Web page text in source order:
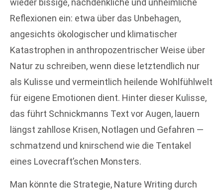
Reflexionen ein: etwa über das Unbehagen,
angesichts ökologischer und klimatischer
Katastrophen in anthropozentrischer Weise über
Natur zu schreiben, wenn diese letztendlich nur
als Kulisse und vermeintlich heilende Wohlfühlwelt
für eigene Emotionen dient. Hinter dieser Kulisse,
das führt Schnickmanns Text vor Augen, lauern
längst zahllose Krisen, Notlagen und Gefahren —
schmatzend und knirschend wie die Tentakel
eines Lovecraft’schen Monsters.
Man könnte die Strategie, Nature Writing durch